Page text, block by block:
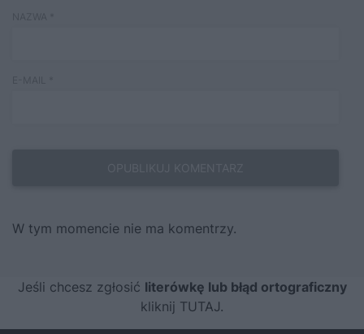
W tym momencie nie ma komentrzy.
Jeśli chcesz zgłosić literówkę lub błąd ortograficzny
kliknij TUTAJ.